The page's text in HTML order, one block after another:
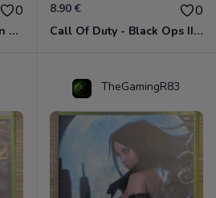
0
Call Of Juarez - Bound In Blood Xbox 360
8.90 € 0
Call Of Duty - Black Ops II Xbox 360
TheGamingR83